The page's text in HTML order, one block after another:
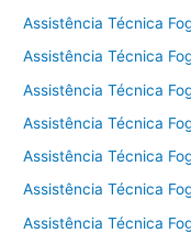
Assistência Técnica
Assistência Técnica
Assistência Técnica
Assistência Técnica
Assistência Técnica
Assistência Técnica
Assistência Técnica